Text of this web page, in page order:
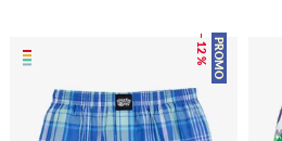
PROMO
– 12 %